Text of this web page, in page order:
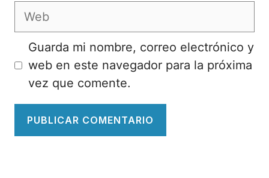
Web
Guarda mi nombre, correo electrónico y
web en este navegador para la próxima
vez que comente.